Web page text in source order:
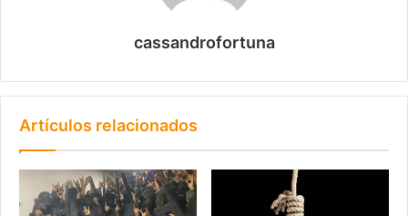
cassandrofortuna
Artículos relacionados